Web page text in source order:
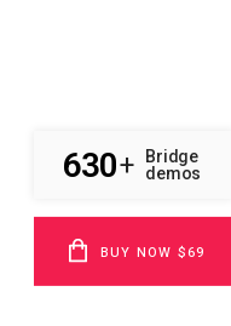
630+
Bridge
demos
BUY NOW $69